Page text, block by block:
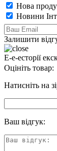
Нова
Новини
Залишити
Е-е-есторії
Оцініть товар:
Натисніть на
Ваш відгук: